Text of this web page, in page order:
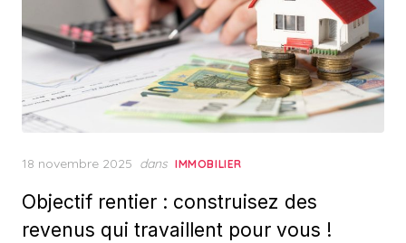
Posted
18 novembre 2025 dans IMMOBILIER
Objectif rentier : construisez des
revenus qui travaillent pour vous !